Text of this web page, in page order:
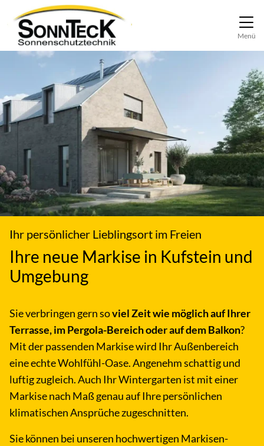
zur Top-Navigation
zur Hauptnavigation
Inhalt springen
zum Footer
Hauptnavigation
Menü
Ihr persönlicher Lieblingsort im Freien
Ihre neue Markise in Kufstein und
Umgebung
Sie verbringen gern soviel Zeit wie möglich auf Ihrer
Terrasse, im Pergola-Bereich oder auf dem Balkon?
Mit der passenden Markise wird Ihr Außenbereich
eine echte Wohlfühl-Oase. Angenehm schattig und
luftig zugleich. Auch Ihr Wintergarten ist mit einer
Markise nach Maß genau auf Ihre persönlichen
klimatischen Ansprüche zugeschnitten.
Sie können bei unseren hochwertigen Markisen-